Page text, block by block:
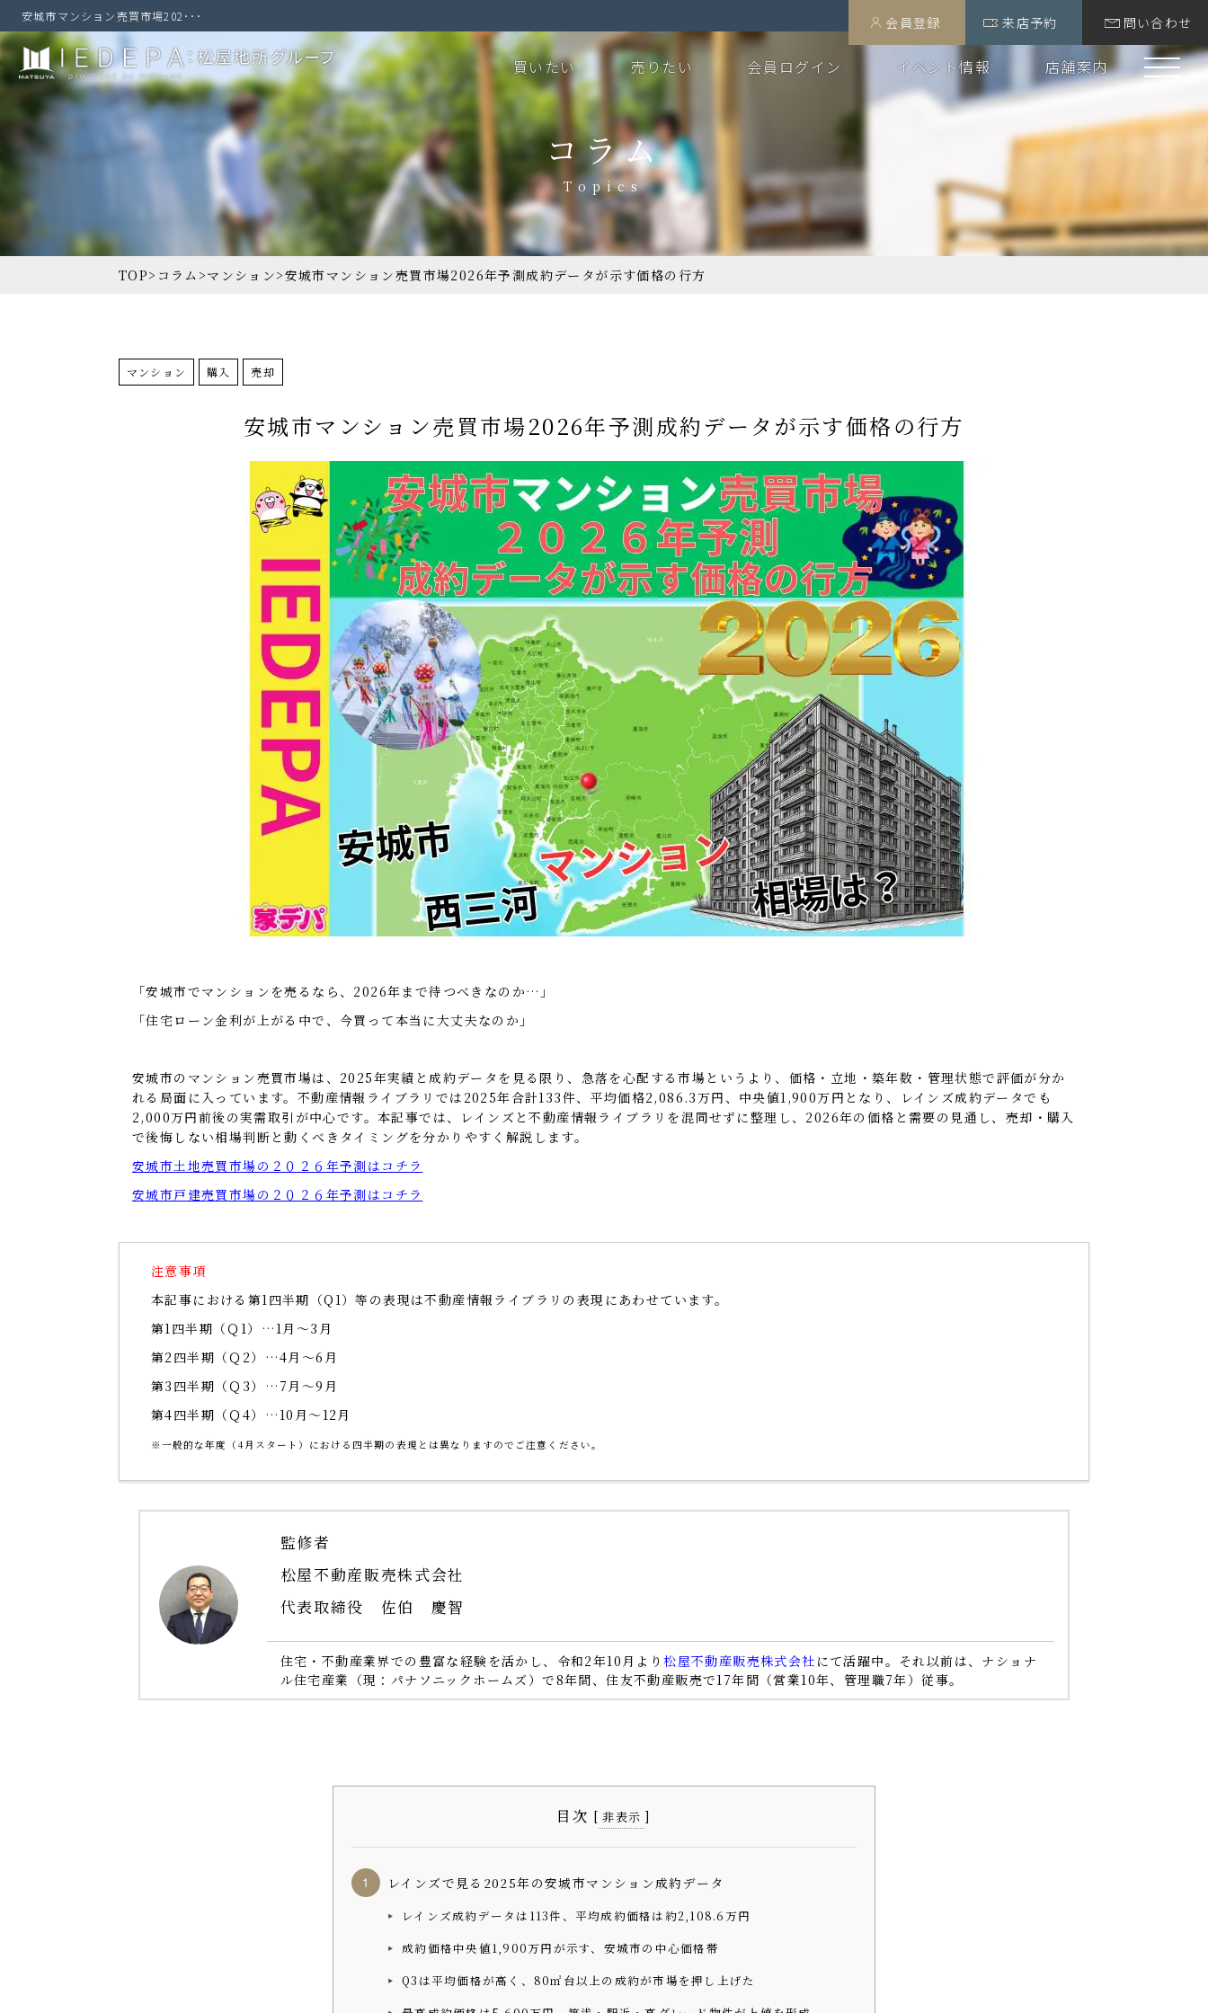
安城市マンション売買市場202･･･ 会員登録 来店予約 問い合わせ
買いたい 売りたい 会員ログイン イベント情報 店舗案内
TOP> コラム>マンション>安城市マンション売買市場2026年予測成約データが示す価格の行方
コラム
マンション 購入 売却
安城市マンション売買市場2026年予測成約データが示す価格の行方
「安城市でマンションを売るなら、2026年まで待つべきなのか…」
「住宅ローン金利が上がる中で、今買って本当に大丈夫なのか」
安城市のマンション売買市場は、2025年実績と成約データを見る限り、急落を心配する市場というより、価格・立地・築年数・管理状態で評価が分か
れる局面に入っています。不動産情報ライブラリでは2025年合計133件、平均価格2,086.3万円、中央値1,900万円となり、レインズ成約データでも
2,000万円前後の実需取引が中心です。本記事では、レインズと不動産情報ライブラリを混同せずに整理し、2026年の価格と需要の見通し、売却・購入
で後悔しない相場判断と動くべきタイミングを分かりやすく解説します。
安城市土地売買市場の２０２６年予測はコチラ
安城市戸建売買市場の２０２６年予測はコチラ
注意事項
本記事における第1四半期（Q1）等の表現は不動産情報ライブラリの表現にあわせています。
第1四半期（Ｑ1）…1月～3月
第2四半期（Ｑ2）…4月～6月
第3四半期（Ｑ3）…7月～9月
第4四半期（Ｑ4）…10月～12月
※一般的な年度（4月スタート）における四半期の表現とは異なりますのでご注意ください。
監修者
松屋不動産販売株式会社
代表取締役 佐伯 慶智
住宅・不動産業界での豊富な経験を活かし、令和2年10月より松屋不動産販売株式会社 にて活躍中。それ以前は、ナショナ
ル住宅産業（現：パナソニックホームズ）で8年間、住友不動産販売で17年間（営業10年、管理職7年）従事。
目次 [ 非表示 ]
レインズで見る2025年の安城市マンション成約データ
レインズ成約データは113件、平均成約価格は約2,108.6万円
成約価格中央値1,900万円が示す、安城市の中心価格帯
Q3は平均価格が高く、80㎡台以上の成約が市場を押し上げた